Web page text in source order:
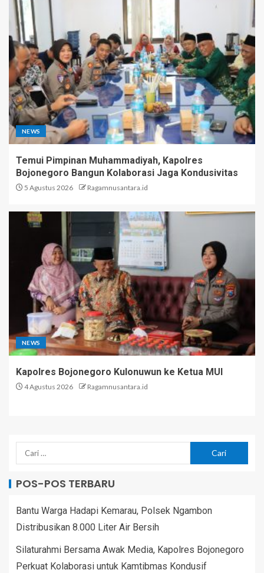
NEWS
Temui Pimpinan Muhammadiyah, Kapolres
Bojonegoro Bangun Kolaborasi Jaga Kondusivitas
5 Agustus 2026 Ragamnusantara.id
NEWS
Kapolres Bojonegoro Kulonuwun ke Ketua MUI
4 Agustus 2026 Ragamnusantara.id
POS-POS TERBARU
Bantu Warga Hadapi Kemarau, Polsek Ngambon
Distribusikan 8.000 Liter Air Bersih
Silaturahmi Bersama Awak Media, Kapolres Bojonegoro
Perkuat Kolaborasi untuk Kamtibmas Kondusif